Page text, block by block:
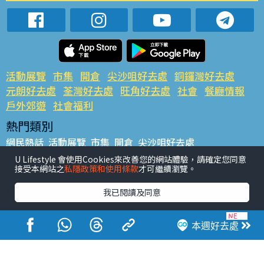
本週好去處
活動展覽 市集 開倉 尖沙咀好去處 銅鑼灣好去處
元朗好去處 荃灣好去處 旺角好去處 社會 餐廳情報
戶外郊遊 社會福利
熱門類別
網民熱話 活動展覽 市集 開倉 尖沙咀好去處
銅鑼灣好去處 元朗好去處 荃灣好去處 旺角好去處 社會
餐廳情報 戶外郊遊
熱門標籤
#UGO搵好去處 #人氣活動推介 #美食社群熱話
#親子玩樂好去處
#ULifestyle應用程式
#限時搶
#UJetso禮物放送
#ULifestyle商戶中心 #著數 #網絡熱話
U Lifestyle 會使用Cookies來改善您的網站體驗，請確定您同意
接受本網站之私隱政策和使用條款才可繼續瀏覽。
我已閱讀及同意